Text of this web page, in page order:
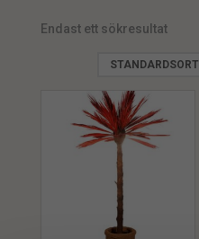
Endast ett sökresultat